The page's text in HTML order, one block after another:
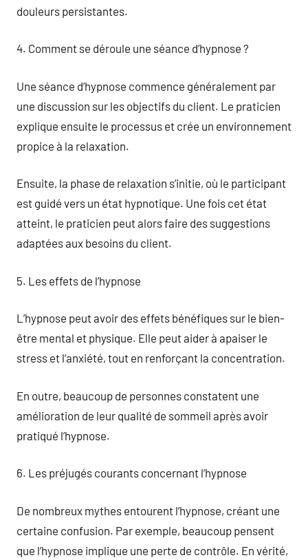
douleurs persistantes.
4. Comment se déroule une séance d’hypnose ?
Une séance d’hypnose commence généralement par
une discussion sur les objectifs du client. Le praticien
explique ensuite le processus et crée un environnement
propice à la relaxation.
Ensuite, la phase de relaxation s’initie, où le participant
est guidé vers un état hypnotique. Une fois cet état
atteint, le praticien peut alors faire des suggestions
adaptées aux besoins du client.
5. Les effets de l’hypnose
L’hypnose peut avoir des effets bénéfiques sur le bien-
être mental et physique. Elle peut aider à apaiser le
stress et l’anxiété, tout en renforçant la concentration.
En outre, beaucoup de personnes constatent une
amélioration de leur qualité de sommeil après avoir
pratiqué l’hypnose.
6. Les préjugés courants concernant l’hypnose
De nombreux mythes entourent l’hypnose, créant une
certaine confusion. Par exemple, beaucoup pensent
que l’hypnose implique une perte de contrôle. En vérité,